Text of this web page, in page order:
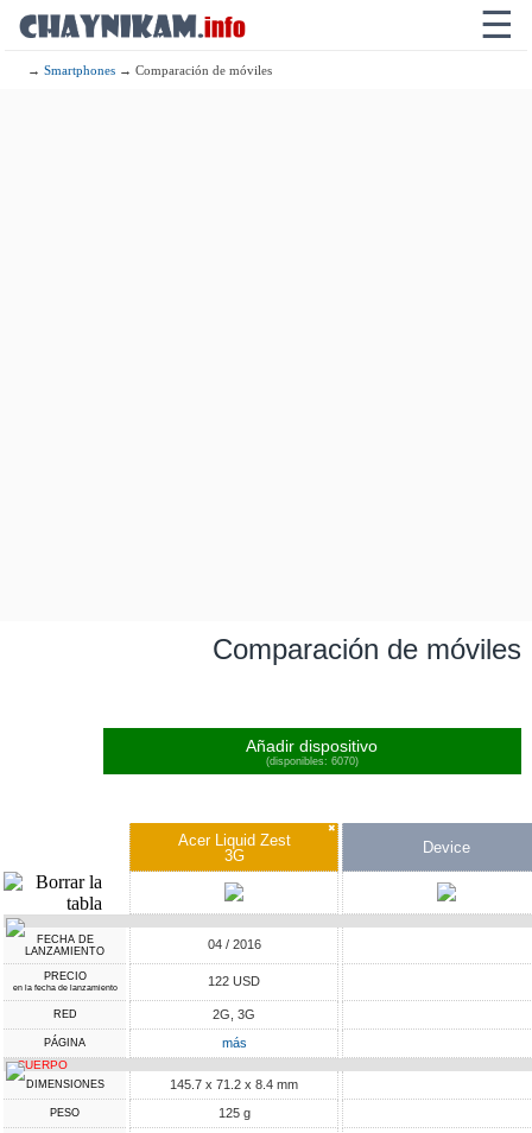
☰
→Smartphones → Comparación de móviles
Comparación de móviles
Añadir dispositivo
(disponibles: 6070)
✖
Acer Liquid Zest
3G
Device
FECHA DE
LANZAMIENTO
04 / 2016
PRECIO
en la fecha de lanzamiento 122 USD
RED 2G, 3G
PÁGINA más
CUERPO
DIMENSIONES 145.7 x 71.2 x 8.4 mm
PESO 125 g